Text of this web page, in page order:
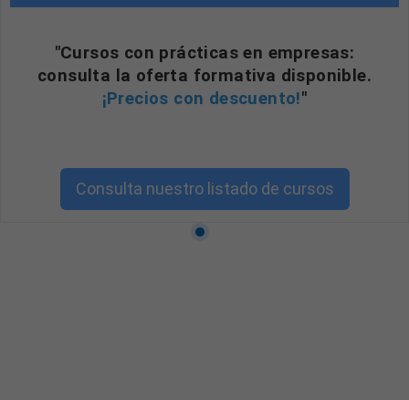
"Cursos con prácticas en empresas:
consulta la oferta formativa disponible.
¡Precios con descuento!"
Consulta nuestro listado de cursos